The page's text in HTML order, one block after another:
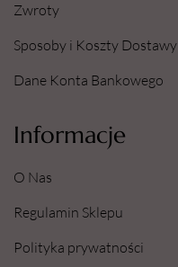
Zwroty
Sposoby i Koszty Dostawy
Dane Konta Bankowego
Informacje
O Nas
Regulamin Sklepu
Polityka prywatności